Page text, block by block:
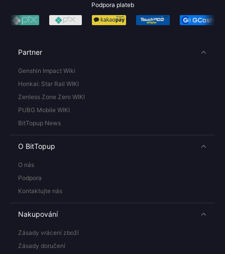
Podpora plateb
Partner
Genshin Impact Wiki
Honkai: Star Rail WIKI
Zenless Zone Zero WIKI
PUBG Mobile WIKI
BitTopup News
O BitTopup
O nás
Podpora
Kontaktujte nás
Nakupování
Zásady vrácení zboží
Zásady doručení